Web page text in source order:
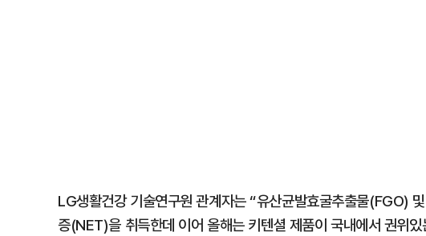
LG생활건강 기술연구원 관계자는 “유산균발효굴추출물(FGO)
증(NET)을 취득한데 이어 올해는 키텐셜 제품이 국내에서 권위